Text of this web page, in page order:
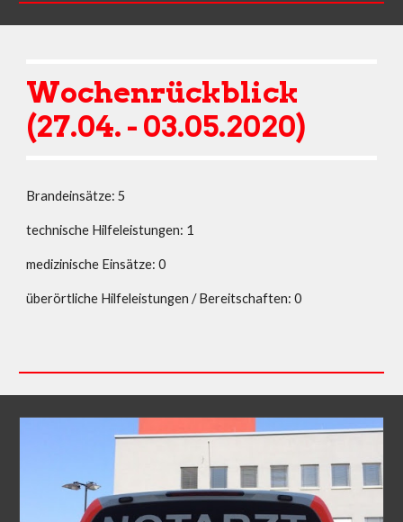
Wochenrückblick
(27.04. - 03.05.2020)
Brandeinsätze: 5
technische Hilfeleistungen: 1
medizinische Einsätze: 0
überörtliche Hilfeleistungen / Bereitschaften: 0